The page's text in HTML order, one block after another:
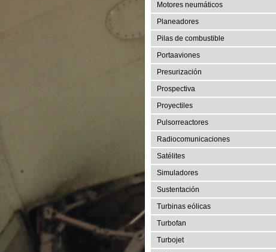
Motores neumáticos
Planeadores
Pilas de combustible
Portaaviones
Presurización
Prospectiva
Proyectiles
Pulsorreactores
Radiocomunicaciones
Satélites
Simuladores
Sustentación
Turbinas eólicas
Turbofan
Turbojet